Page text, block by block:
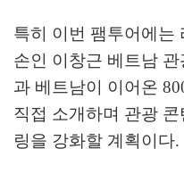
특히 이번 팸투어에는
손인 이창근 베트남
과 베트남이 이어온
직접 소개하며 관광
링을 강화할 계획이다.